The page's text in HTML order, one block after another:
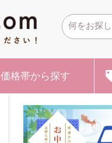
価格帯から探す